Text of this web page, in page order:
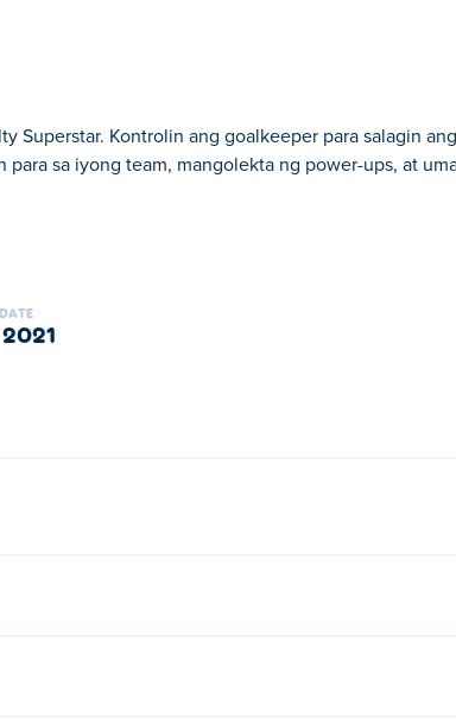
Superstar. Kontrolin ang goalkeeper para salagin ang
sa iyong team, mangolekta ng power-ups, at
Mga Larong Palakasan.
2021